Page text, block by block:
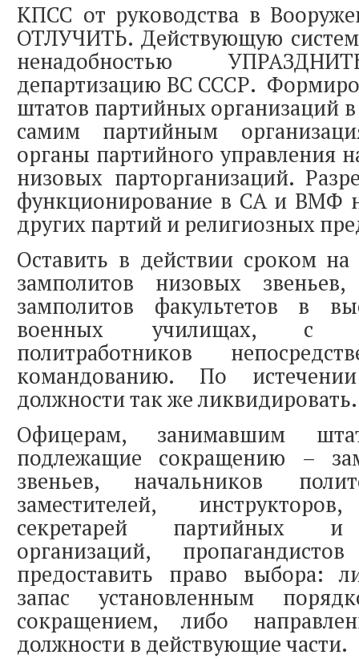
КПСС от руководства в
ОТЛУЧИТЬ. Действующую
ненадобностью
департизацию ВС СССР.
штатов партийных организаций
самим партийным
органы партийного управления
низовых парторганизаций.
функционирование в СА и ВМФ
других партий и религиозных
Оставить в действии сроком
замполитов низовых
замполитов факультетов в
военных училищах, с
политработников
командованию. По
должности так же ликвидировать.
Офицерам, занимавшим
подлежащие сокращению –
звеньев, начальников
заместителей,
секретарей партийных и
организаций,
предоставить право выбора:
запас установленным
сокращением, либо
должности в действующие части.